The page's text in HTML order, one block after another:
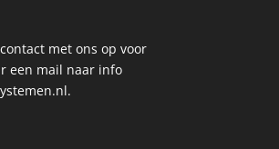
met ons op voor
een mail naar info